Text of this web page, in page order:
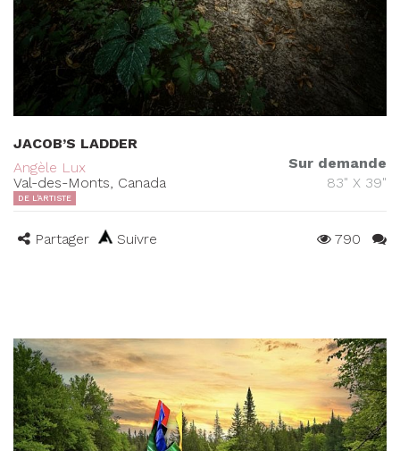
JACOB’S LADDER
Angèle Lux
Val-des-Monts, Canada
Sur demande
83" X 39"
DE L'ARTISTE
Partager Suivre 790